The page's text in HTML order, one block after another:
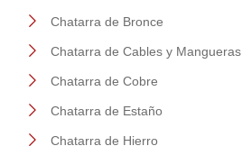
Chatarra de Bronce
Chatarra de Cables y Mangueras
Chatarra de Cobre
Chatarra de Estaño
Chatarra de Hierro